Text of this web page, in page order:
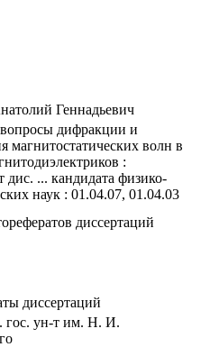
Геннадьевич
дифракции и
магнитостатических волн в
:
дис. ... кандидата физико-
наук : 01.04.07, 01.04.03
диссертаций
диссертаций
гос. ун-т им. Н. И.